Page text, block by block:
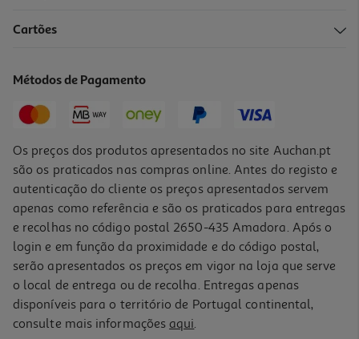
Cartões
Métodos de Pagamento
Os preços dos produtos apresentados no site Auchan.pt
são os praticados nas compras online. Antes do registo e
autenticação do cliente os preços apresentados servem
apenas como referência e são os praticados para entregas
e recolhas no código postal 2650-435 Amadora. Após o
login e em função da proximidade e do código postal,
serão apresentados os preços em vigor na loja que serve
o local de entrega ou de recolha. Entregas apenas
disponíveis para o território de Portugal continental,
consulte mais informações aqui.